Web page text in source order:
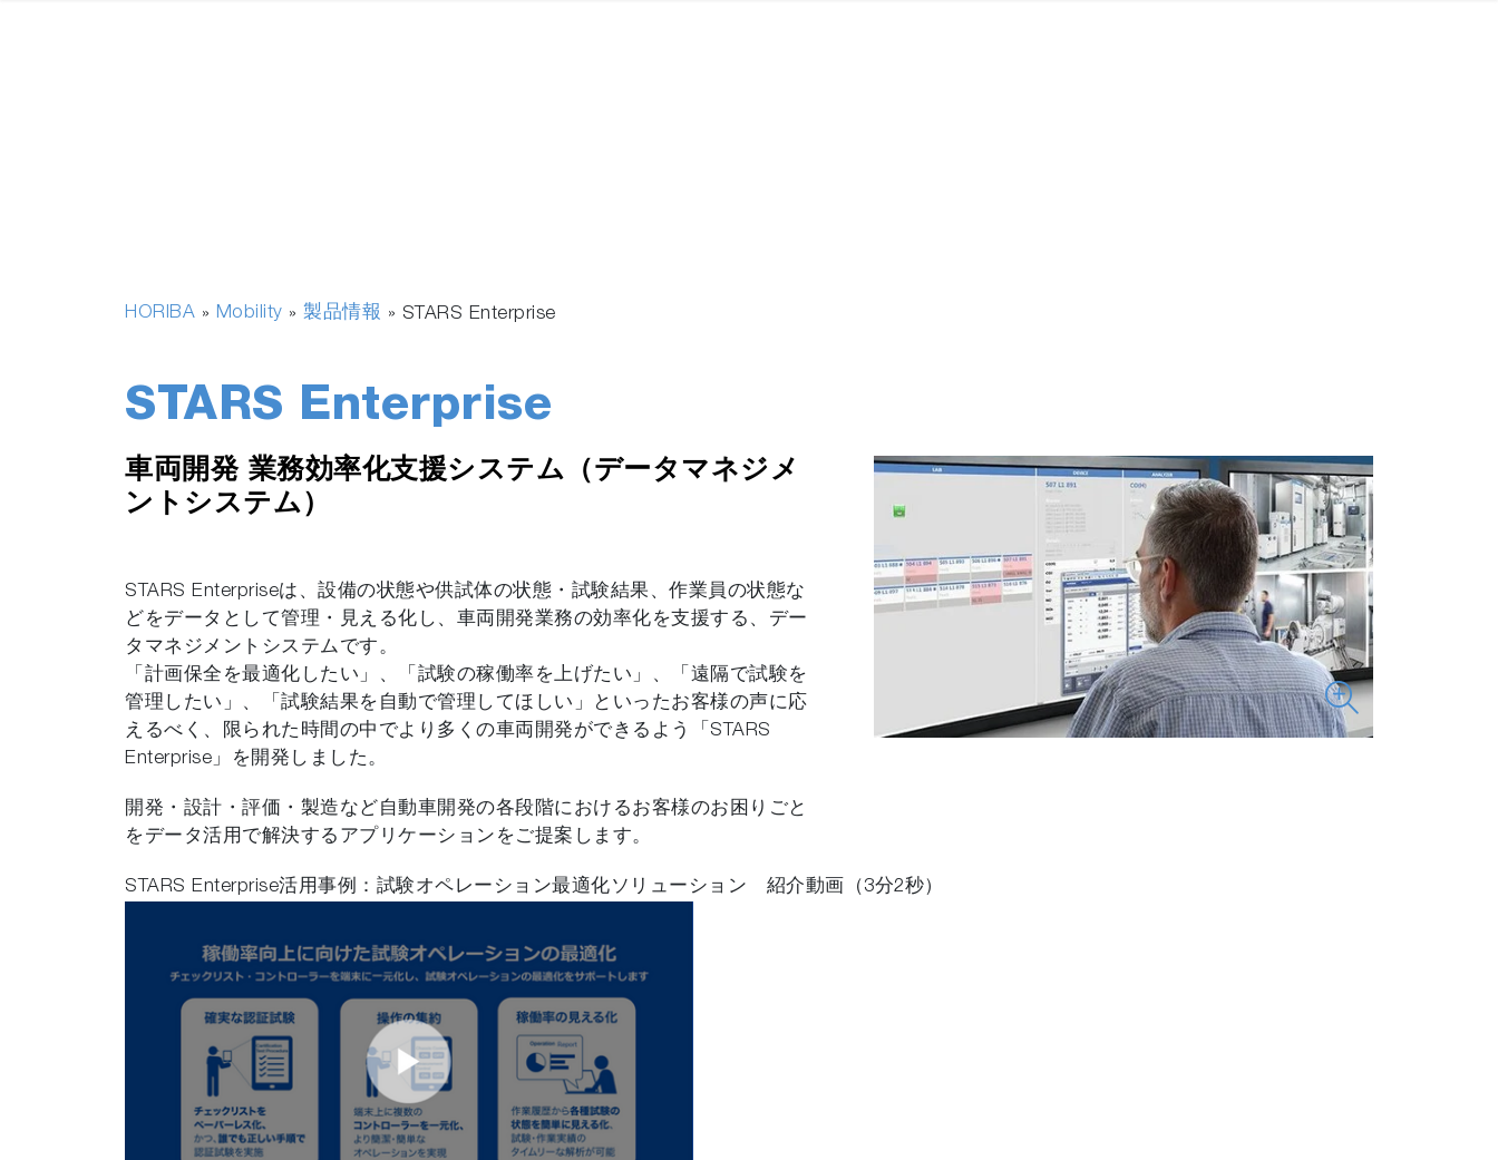
HORIBA » Mobility » 製品情報 » STARS Enterprise
STARS Enterprise
車両開発 業務効率化支援システム（データマネジメ
ントシステム）
STARS Enterpriseは、設備の状態や供試体の状態・試験結果、作業員の状態な
どをデータとして管理・見える化し、車両開発業務の効率化を支援する、デー
タマネジメントシステムです。
「計画保全を最適化したい」、「試験の稼働率を上げたい」、「遠隔で試験を
管理したい」、「試験結果を自動で管理してほしい」といったお客様の声に応
えるべく、限られた時間の中でより多くの車両開発ができるよう「STARS
Enterprise」を開発しました。
開発・設計・評価・製造など自動車開発の各段階におけるお客様のお困りごと
をデータ活用で解決するアプリケーションをご提案します。
STARS Enterprise活用事例：試験オペレーション最適化ソリューション 紹介動画（3分2秒）